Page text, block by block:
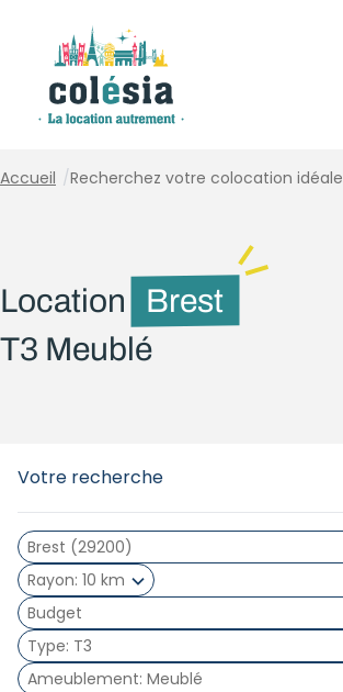
Accueil /Recherchez votre colocation idéale
Location
Brest
T3 Meublé
Votre recherche
Rayon 10 km
Type T3
Ameublement Meublé